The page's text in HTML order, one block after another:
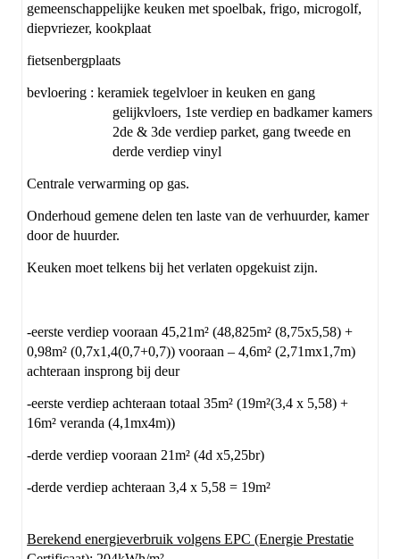
gemeenschappelijke keuken met spoelbak, frigo, microgolf,
diepvriezer, kookplaat
fietsenbergplaats
bevloering : keramiek tegelvloer in keuken en gang
gelijkvloers, 1ste verdiep en badkamer kamers
2de & 3de verdiep parket, gang tweede en
derde verdiep vinyl
Centrale verwarming op gas.
Onderhoud gemene delen ten laste van de verhuurder, kamer
door de huurder.
Keuken moet telkens bij het verlaten opgekuist zijn.
-eerste verdiep vooraan 45,21m² (48,825m² (8,75x5,58) +
0,98m² (0,7x1,4(0,7+0,7)) vooraan – 4,6m² (2,71mx1,7m)
achteraan insprong bij deur
-eerste verdiep achteraan totaal 35m² (19m²(3,4 x 5,58) +
16m² veranda (4,1mx4m))
-derde verdiep vooraan 21m² (4d x5,25br)
-derde verdiep achteraan 3,4 x 5,58 = 19m²
Berekend energieverbruik volgens EPC (Energie Prestatie